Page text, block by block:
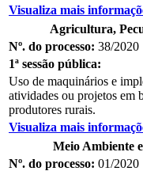
Visualiza mais
Agricultura,
Nº. do processo: 38/2020
1ª sessão pública:
Uso de maquinários e
atividades ou projetos em
produtores rurais.
Visualiza mais
Meio Ambiente
Nº. do processo: 01/2020